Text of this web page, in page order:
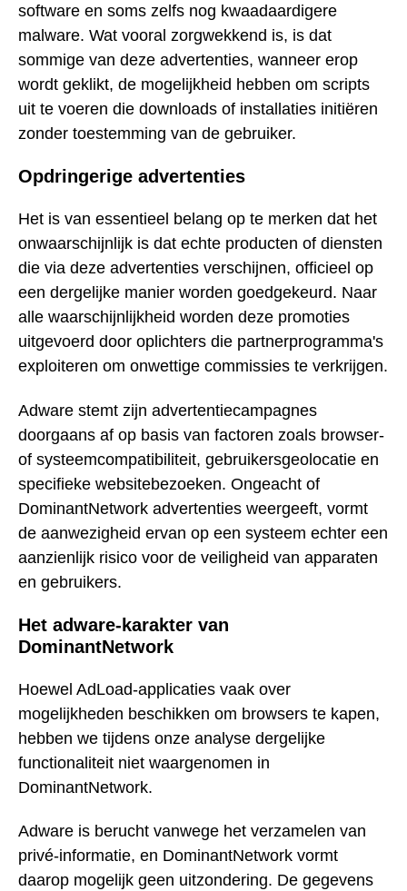
software en soms zelfs nog kwaadaardigere
malware. Wat vooral zorgwekkend is, is dat
sommige van deze advertenties, wanneer erop
wordt geklikt, de mogelijkheid hebben om scripts
uit te voeren die downloads of installaties initiëren
zonder toestemming van de gebruiker.
Opdringerige advertenties
Het is van essentieel belang op te merken dat het
onwaarschijnlijk is dat echte producten of diensten
die via deze advertenties verschijnen, officieel op
een dergelijke manier worden goedgekeurd. Naar
alle waarschijnlijkheid worden deze promoties
uitgevoerd door oplichters die partnerprogramma's
exploiteren om onwettige commissies te verkrijgen.
Adware stemt zijn advertentiecampagnes
doorgaans af op basis van factoren zoals browser-
of systeemcompatibiliteit, gebruikersgeolocatie en
specifieke websitebezoeken. Ongeacht of
DominantNetwork advertenties weergeeft, vormt
de aanwezigheid ervan op een systeem echter een
aanzienlijk risico voor de veiligheid van apparaten
en gebruikers.
Het adware-karakter van
DominantNetwork
Hoewel AdLoad-applicaties vaak over
mogelijkheden beschikken om browsers te kapen,
hebben we tijdens onze analyse dergelijke
functionaliteit niet waargenomen in
DominantNetwork.
Adware is berucht vanwege het verzamelen van
privé-informatie, en DominantNetwork vormt
daarop mogelijk geen uitzondering. De gegevens